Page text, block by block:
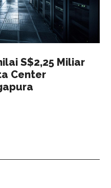
S$2,25 Miliar
Center